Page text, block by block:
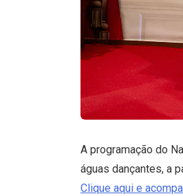
A programação do
águas dançantes, a
Clique aqui e